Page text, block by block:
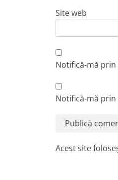
Site web
Notifică-mă
Notifică-mă
Acest site